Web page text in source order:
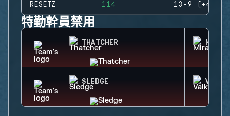
RESETZ 114 13-9 (+4)
特勤幹員禁用
THATCHER MIRA
SLEDGE